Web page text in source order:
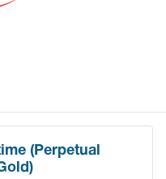
(Perpetual